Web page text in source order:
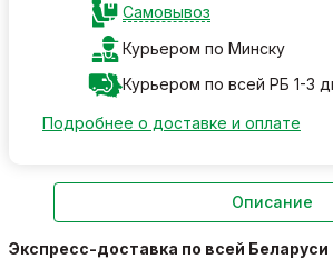
Самовывоз
Курьером по Минску
Курьером по всей РБ 1-3
Подробнее о доставке и оплате
Описание
Экспресс-доставка по всей Беларуси